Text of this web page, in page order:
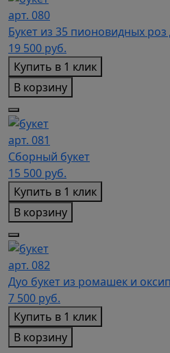
арт. 080
Букет из 35 пионовидных
19 500 руб.
Купить в 1 клик
В корзину
арт. 081
Сборный букет
15 500 руб.
Купить в 1 клик
В корзину
арт. 082
Дуо букет из ромашек и
7 500 руб.
Купить в 1 клик
В корзину